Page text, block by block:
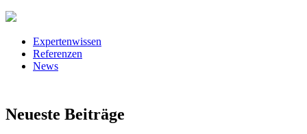
Expertenwissen
Referenzen
News
Neueste Beiträge